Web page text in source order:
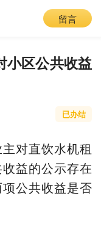
留言
小区公共收益
已办结
对直饮水机租
益的公示存在
公共收益是否